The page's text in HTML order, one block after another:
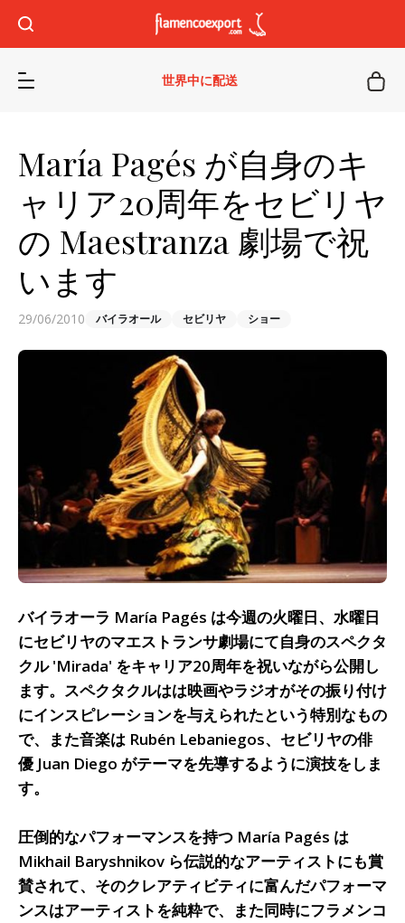
世界中に配送
María Pagés が自身のキ
ャリア20周年をセビリヤ
の Maestranza 劇場で祝
います
29/06/2010 バイラオール セビリヤ ショー
バイラオーラ María Pagés は今週の火曜日、水曜日
にセビリヤのマエストランサ劇場にて自身のスペクタ
クル 'Mirada' をキャリア20周年を祝いながら公開し
ます。スペクタクルはは映画やラジオがその振り付け
にインスピレーションを与えられたという特別なもの
で、また音楽は Rubén Lebaniegos、セビリヤの俳
優 Juan Diego がテーマを先導するように演技をしま
す。
圧倒的なパフォーマンスを持つ María Pagés は
Mikhail Baryshnikov ら伝説的なアーティストにも賞
賛されて、そのクレアティビティに富んだパフォーマ
ンスはアーティストを純粋で、また同時にフラメンコ